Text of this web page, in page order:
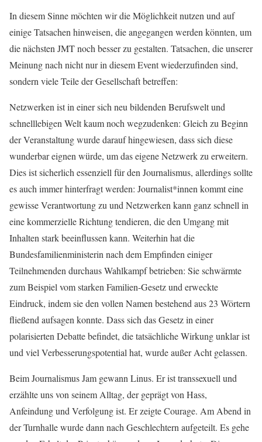
In diesem Sinne möchten wir die Möglichkeit nutzen und auf
einige Tatsachen hinweisen, die angegangen werden könnten, um
die nächsten JMT noch besser zu gestalten. Tatsachen, die unserer
Meinung nach nicht nur in diesem Event wiederzufinden sind,
sondern viele Teile der Gesellschaft betreffen:
Netzwerken ist in einer sich neu bildenden Berufswelt und
schnelllebigen Welt kaum noch wegzudenken: Gleich zu Beginn
der Veranstaltung wurde darauf hingewiesen, dass sich diese
wunderbar eignen würde, um das eigene Netzwerk zu erweitern.
Dies ist sicherlich essenziell für den Journalismus, allerdings sollte
es auch immer hinterfragt werden: Journalist*innen kommt eine
gewisse Verantwortung zu und Netzwerken kann ganz schnell in
eine kommerzielle Richtung tendieren, die den Umgang mit
Inhalten stark beeinflussen kann. Weiterhin hat die
Bundesfamilienministerin nach dem Empfinden einiger
Teilnehmenden durchaus Wahlkampf betrieben: Sie schwärmte
zum Beispiel vom starken Familien-Gesetz und erweckte
Eindruck, indem sie den vollen Namen bestehend aus 23 Wörtern
fließend aufsagen konnte. Dass sich das Gesetz in einer
polarisierten Debatte befindet, die tatsächliche Wirkung unklar ist
und viel Verbesserungspotential hat, wurde außer Acht gelassen.
Beim Journalismus Jam gewann Linus. Er ist transsexuell und
erzählte uns von seinem Alltag, der geprägt von Hass,
Anfeindung und Verfolgung ist. Er zeigte Courage. Am Abend in
der Turnhalle wurde dann nach Geschlechtern aufgeteilt. Es gehe